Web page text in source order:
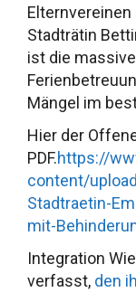
Stadträtin
ist die
Mängel im
Hier der
PDF.https://
content/
Stadtraetin-
mit-
Integration
verfasst, den